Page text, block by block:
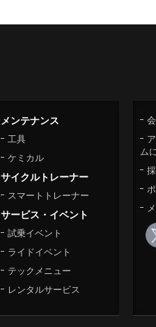
メンテナンス
工具
ケミカル
サイクルトレーナー
スマートトレーナー
サービス・イベント
試乗イベント
ライドイベント
テックメニュー
レンタルサービス
ム